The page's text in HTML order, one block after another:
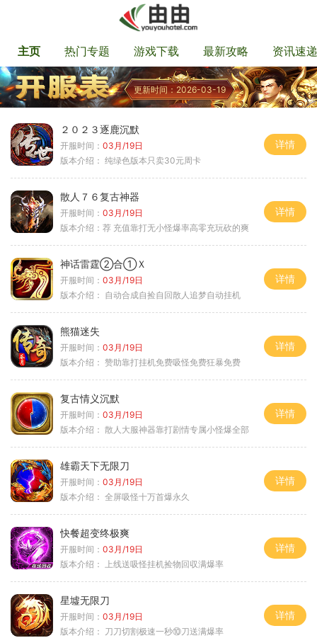
主页 热门专题 游戏下载 最新攻略 资讯速递
更新时间：2026-03-19
２０２３逐鹿沉默
开服时间： 03月/19日
版本介绍： 纯绿色版本只卖30元周卡
详情
散人７６复古神器
开服时间： 03月/19日
版本介绍： 荐 充值靠打无小怪爆率高零充玩砍的爽
详情
神话雷霆②合①Ｘ
开服时间： 03月/19日
版本介绍： 自动合成自捡自回散人追梦自动挂机
详情
熊猫迷失
开服时间： 03月/19日
版本介绍： 赞助靠打挂机免费吸怪免费狂暴免费
详情
复古情义沉默
开服时间： 03月/19日
版本介绍： 散人大服神器靠打剧情专属小怪爆全部
详情
雄霸天下无限刀
开服时间： 03月/19日
版本介绍： 全屏吸怪十万首爆永久
详情
快餐超变终极爽
开服时间： 03月/19日
版本介绍：
上线送吸怪挂机捡物回収满爆率
详情
星墟无限刀
开服时间： 03月/19日
版本介绍： 刀刀切割极速一秒⑩刀送满爆率
详情